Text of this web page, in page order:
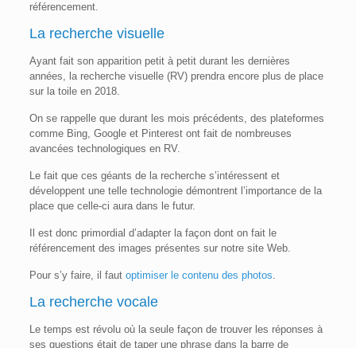
référencement.
La recherche visuelle
Ayant fait son apparition petit à petit durant les dernières
années, la recherche visuelle (RV) prendra encore plus de place
sur la toile en 2018.
On se rappelle que durant les mois précédents, des plateformes
comme Bing, Google et Pinterest ont fait de nombreuses
avancées technologiques en RV.
Le fait que ces géants de la recherche s’intéressent et
développent une telle technologie démontrent l’importance de la
place que celle-ci aura dans le futur.
Il est donc primordial d’adapter la façon dont on fait le
référencement des images présentes sur notre site Web.
Pour s’y faire, il faut optimiser le contenu des photos.
La recherche vocale
Le temps est révolu où la seule façon de trouver les réponses à
ses questions était de taper une phrase dans la barre de